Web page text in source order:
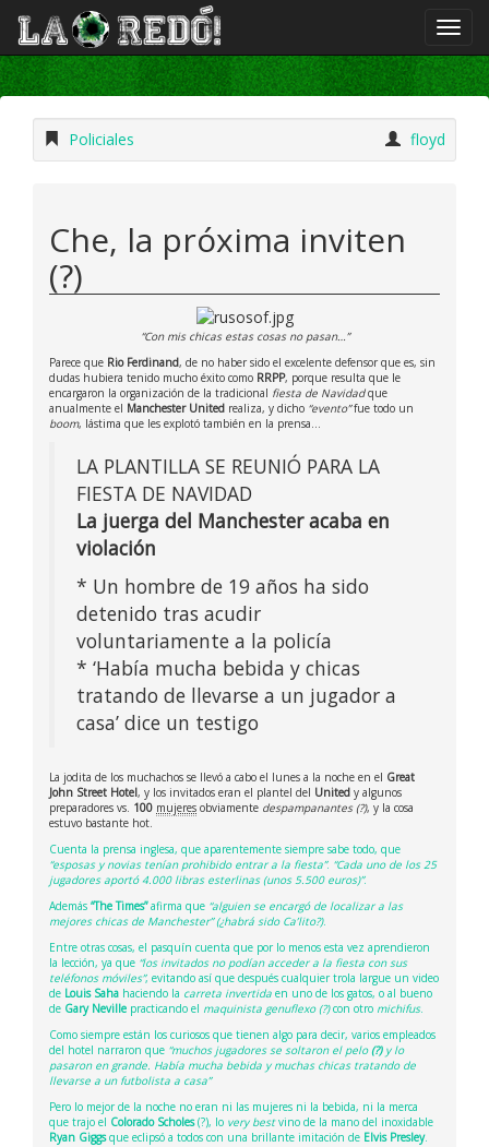
Policiales floyd
Che, la próxima inviten
(?)
“Con mis chicas estas cosas no pasan…”
Parece que Rio Ferdinand, de no haber sido el excelente defensor que es, sin
dudas hubiera tenido mucho éxito como RRPP, porque resulta que le
encargaron la organización de la tradicional fiesta de Navidadque
anualmente el Manchester United realiza, y dicho “evento”fue todo un
boom, lástima que les explotó también en la prensa…
LA PLANTILLA SE REUNIÓ PARA LA
FIESTA DE NAVIDAD
La juerga del Manchester acaba en
violación
* Un hombre de 19 años ha sido
detenido tras acudir
voluntariamente a la policía
* ‘Había mucha bebida y chicas
tratando de llevarse a un jugador a
casa’ dice un testigo
La jodita de los muchachos se llevó a cabo el lunes a la noche en el Great
John Street Hotel, y los invitados eran el plantel del United y algunos
preparadores vs. 100 mujeres obviamente despampanantes (?), y la cosa
estuvo bastante hot.
Cuenta la prensa inglesa, que aparentemente siempre sabe todo, que
“esposas y novias tenían prohibido entrar a la fiesta”. “Cada uno de los 25
jugadores aportó 4.000 libras esterlinas (unos 5.500 euros)”.
Además “The Times”afirma que “alguien se encargó de localizar a las
mejores chicas de Manchester” (¿habrá sido Ca’lito?).
Entre otras cosas, el pasquín cuenta que por lo menos esta vez aprendieron
la lección, ya que “los invitados no podían acceder a la fiesta con sus
teléfonos móviles”, evitando así que después cualquier trola largue un video
de Louis Saha haciendo la carreta invertida en uno de los gatos, o al bueno
de Gary Neville practicando el maquinista genuflexo (?)con otro michifus.
Como siempre están los curiosos que tienen algo para decir, varios empleados
del hotel narraron que “muchos jugadores se soltaron el pelo(?)y lo
pasaron en grande. Había mucha bebida y muchas chicas tratando de
llevarse a un futbolista a casa”
Pero lo mejor de la noche no eran ni las mujeres ni la bebida, ni la merca
que trajo el Colorado Scholes(?), lo very bestvino de la mano del inoxidable
Ryan Giggsque eclipsó a todos con una brillante imitación de Elvis Presley.